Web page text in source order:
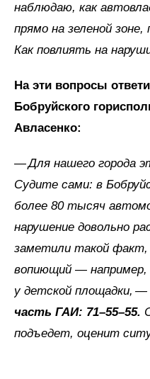
наблюдаю, как
прямо на зеленой
Как повлиять на
На эти вопросы
Бобруйского
Авласенко:
— Для нашего города
Судите сами: в
более 80 тысяч
нарушение довольно
заметили такой факт,
вопиющий —
у детской площадки, —
часть ГАИ: 71–55–55.
подъедет, оценит